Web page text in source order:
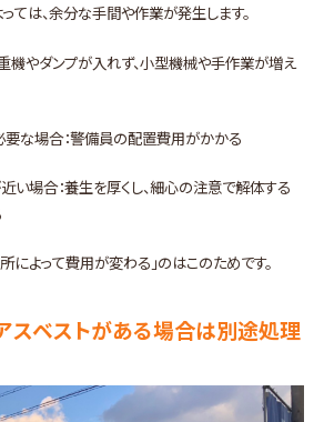
ては、余分な手間や作業が発生します。
機やダンプが入れず、小型機械や手作業が増え
な場合：警備員の配置費用がかかる
い場合：養生を厚くし、細心の注意で解体する
によって費用が変わる」のはこのためです。
ベストがある場合は別途処理